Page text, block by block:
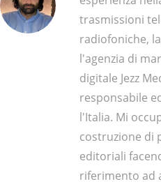
trasmissioni
radiofoniche,
l'agenzia di
digitale Jezz
responsabile
l'Italia. Mi
costruzione di
editoriali
riferimento ad